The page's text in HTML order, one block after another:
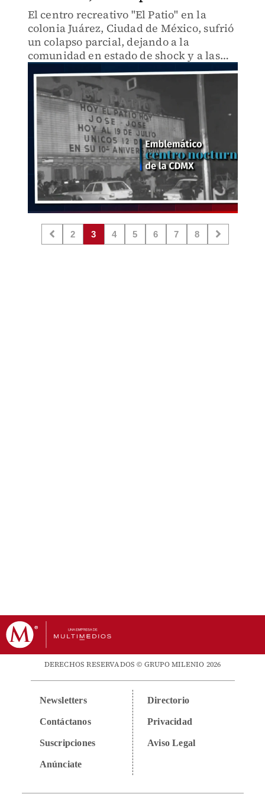
El centro recreativo "El Patio" en la
colonia Juárez, Ciudad de México, sufrió
un colapso parcial, dejando a la
comunidad en estado de shock y a las
autoridades locales investigando las
causas de este trágico incidente.
2 3 4 5 6 7 8
DERECHOS RESERVADOS © GRUPO MILENIO 2026
Newsletters
Contáctanos
Suscripciones
Anúnciate
Directorio
Privacidad
Aviso Legal